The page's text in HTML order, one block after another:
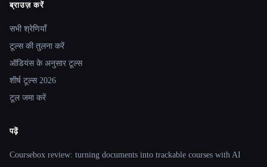
Site navigation
ब्राउज़ करें
सभी श्रेणियाँ
टूल्स की तुलना करें
ऑडियंस के अनुसार टूल्स
शीर्ष टूल्स 2026
टूल जमा करें
पढ़ें
Coursebox review: turning documents into trackable courses with AI